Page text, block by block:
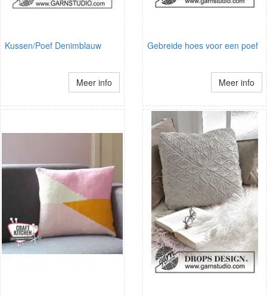
Kussen/Poef Denimblauw
Meer info
Gebreide hoes voor een poef
Meer info